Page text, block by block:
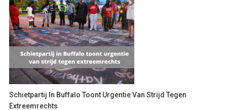
Schietpartij In Buffalo Toont Urgentie Van Strijd Tegen
Extreemrechts